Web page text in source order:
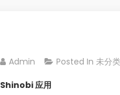
Admin Posted In 未分类
Shinobi 应用